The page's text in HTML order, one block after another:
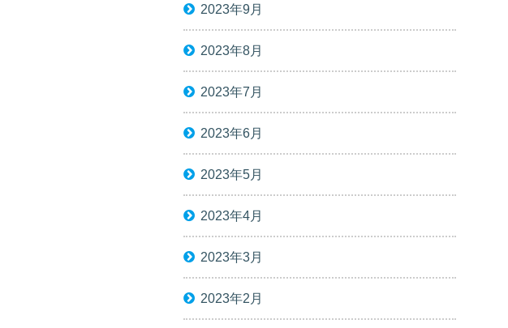
2023年9月
2023年8月
2023年7月
2023年6月
2023年5月
2023年4月
2023年3月
2023年2月